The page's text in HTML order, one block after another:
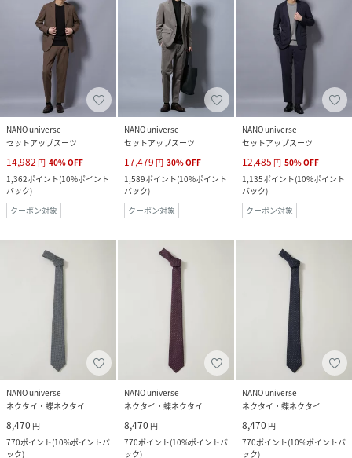
NANO universe
セットアップスーツ
14,982 円 40%OFF
1,362ポイント(10%ポイント
バック)
クーポン対象
NANO universe
セットアップスーツ
17,479 円 30%OFF
1,589ポイント(10%ポイント
バック)
クーポン対象
NANO universe
セットアップスーツ
12,485 円 50%OFF
1,135ポイント(10%ポイント
バック)
クーポン対象
NANO universe
ネクタイ・蝶ネクタイ
8,470 円
770ポイント(10%ポイントバ
ック)
NANO universe
ネクタイ・蝶ネクタイ
8,470 円
770ポイント(10%ポイントバ
ック)
NANO universe
ネクタイ・蝶ネクタイ
8,470 円
770ポイント(10%ポイントバ
ック)